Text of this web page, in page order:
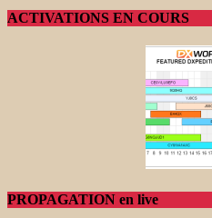
ACTIVATIONS EN COURS
PROPAGATION en live